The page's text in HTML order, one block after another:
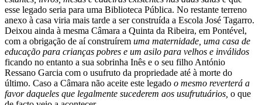
esse legado seria para uma Biblioteca Pública. No restante terreno
anexo à casa viria mais tarde a ser construída a Escola José Tagarro.
Deixou ainda à mesma Câmara a Quinta da Ribeira, em Pontével,
com a obrigação de aí construírem uma maternidade, uma casa de
educação para crianças pobres e um asilo para velhos e inválidos
ficando no entanto a sua sobrinha Inês e o seu filho António
Ressano Garcia com o usufruto da propriedade até à morte do
último. Caso a Câmara não aceite este legado o mesmo reverterá a
favor daqueles que legalmente sucederem aos usufrutuários, o que